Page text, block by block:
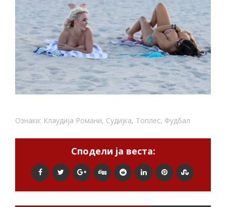
Ознаки: Клаудија Романи, Судијка, Топлес, Фудбал
Сподели ја веста: